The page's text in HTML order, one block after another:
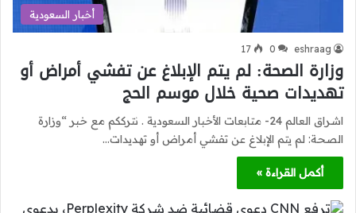
أخبار السعودية
eshraag
0
17
وزارة الصحة: ​​لم يتم الإبلاغ عن تفشي أمراض أو
تهديدات صحية خلال موسم الحج
اشراق العالم 24- متابعات الأخبار السعودية . نترككم مع خبر “وزارة
الصحة: ​​لم يتم الإبلاغ عن تفشي أمراض أو تهديدات…
أكمل القراءة »